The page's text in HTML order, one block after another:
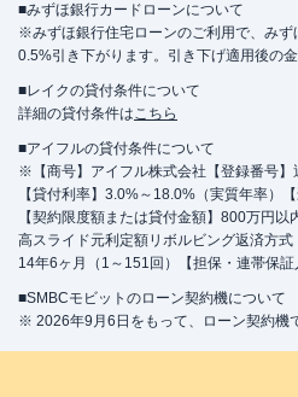
■みずほ銀行カードローンについて
※みずほ銀行住宅ローンのご利用で、み
0.5%引き下がります。引き下げ適用後の
■レイクの貸付条件について
詳細の貸付条件はこちら
■アイフルの貸付条件について
※【商号】アイフル株式会社【登録番号
【貸付利率】3.0%～18.0%（実質年率）
【契約限度額または貸付金額】800万円
高スライド元利定額リボルビング返済方
14年6ヶ月（1～151回）【担保・連帯保証
■SMBCモビットのローン契約機について
※ 2026年9月6日をもって、ローン契約機